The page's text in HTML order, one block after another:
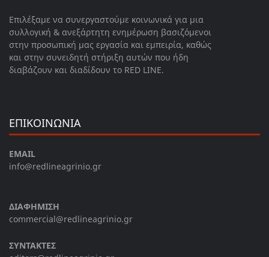
Επιλέξαμε να συνεργαστούμε κοινωνικά για μια
συλλογική & ανεξάρτητη ενημέρωση βασιζόμενοι
στην προσωπική μας εργασία και εμπειρία, καθώς
και στην συνειδητή στήριξη αυτών που ήδη
διαβάζουν και διαδίδουν το RED LINE.
ΕΠΙΚΟΙΝΩΝΙΑ
EMAIL
info@redlineagrinio.gr
ΔΙΑΦΗΜΙΣΗ
commercial@redlineagrinio.gr
ΣΥΝΤΑΚΤΕΣ